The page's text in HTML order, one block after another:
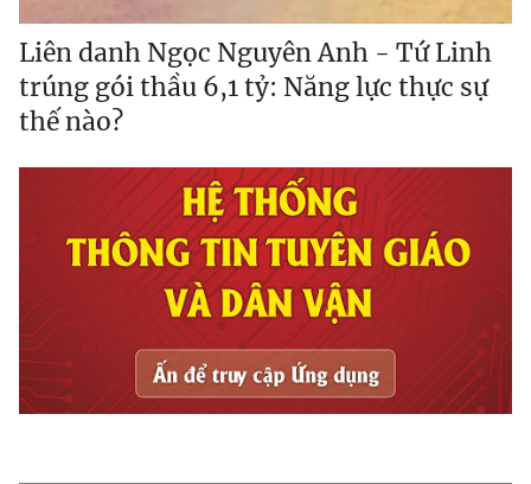
Liên danh Ngọc Nguyên Anh - Tứ Linh
trúng gói thầu 6,1 tỷ: Năng lực thực sự
thế nào?